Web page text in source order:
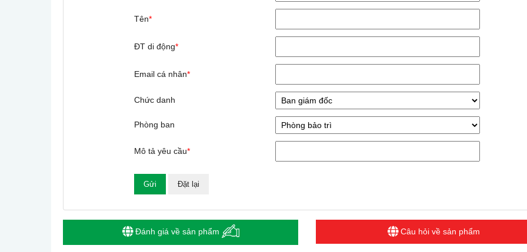
Tên*
ĐT di động*
Email cá nhân*
Chức danh
Phòng ban
Mô tả yêu cầu*
Đánh giá về sản phẩm Câu hỏi về sản phẩm